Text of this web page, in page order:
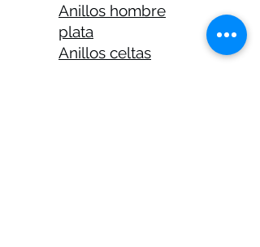
Anillos hombre
plata
Anillos celtas